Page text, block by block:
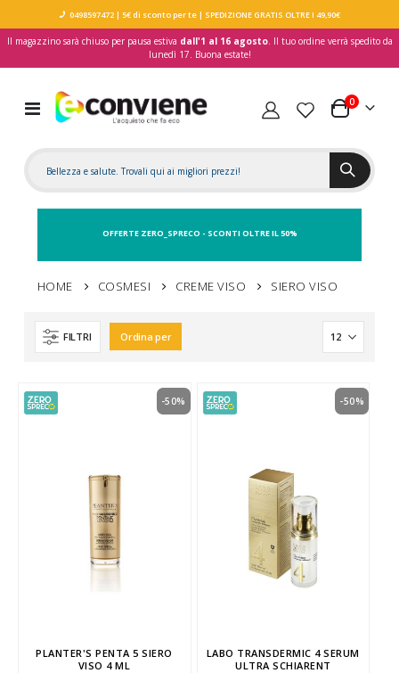
0498597472| 5€ di sconto per te| SPEDIZIONE GRATIS OLTRE I 49,90€
Il magazzino sarà chiuso per pausa estiva dall'1 al 16 agosto. Il tuo ordine verrà spedito da
lunedì 17. Buona estate!
Toggle
Nav
Carrello
0elementi
OFFERTE ZERO_SPRECO - SCONTI OLTRE IL 50%
HOME COSMESI CREME VISO SIERO VISO
FILTRI Ordina per
PLANTER'S PENTA 5 SIERO
VISO 4 ML
-50%
LABO TRANSDERMIC 4 SERUM
ULTRA SCHIARENT
-50%